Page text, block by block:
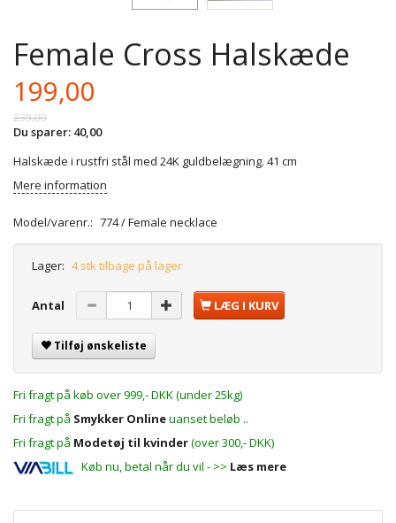
Female Cross Halskæde
199,00
239,00
Du sparer: 40,00
Halskæde i rustfri stål med 24K guldbelægning. 41 cm
Mere information
Model/varenr.: 774 / Female necklace
Lager: 4 stk tilbage på lager
Antal LÆG I KURV
Tilføj ønskeliste
Fri fragt på køb over 999,- DKK (under 25kg)
Fri fragt på Smykker Onlineuanset beløb ..
Fri fragt på Modetøj til kvinder(over 300,- DKK)
Køb nu, betal når du vil - >> Læs mere